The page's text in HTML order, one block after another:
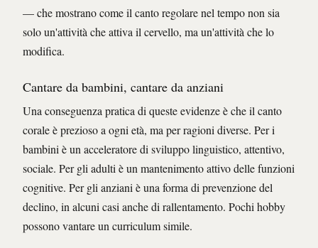
— che mostrano come il canto regolare nel tempo non sia
solo un'attività che attiva il cervello, ma un'attività che lo
modifica.
Cantare da bambini, cantare da anziani
Una conseguenza pratica di queste evidenze è che il canto
corale è prezioso a ogni età, ma per ragioni diverse. Per i
bambini è un acceleratore di sviluppo linguistico, attentivo,
sociale. Per gli adulti è un mantenimento attivo delle funzioni
cognitive. Per gli anziani è una forma di prevenzione del
declino, in alcuni casi anche di rallentamento. Pochi hobby
possono vantare un curriculum simile.